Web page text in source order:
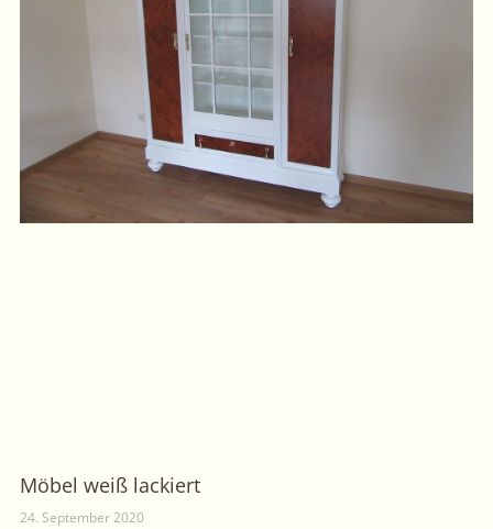
Möbel weiß lackiert
24. September 2020